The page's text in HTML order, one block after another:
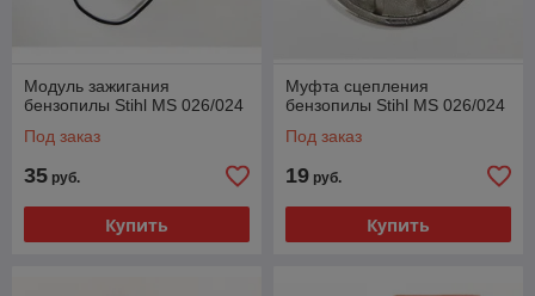
Модуль зажигания
бензопилы Stihl MS 026/024
Под заказ
35 руб.
Купить
Муфта сцепления
бензопилы Stihl MS 026/024
Под заказ
19 руб.
Купить